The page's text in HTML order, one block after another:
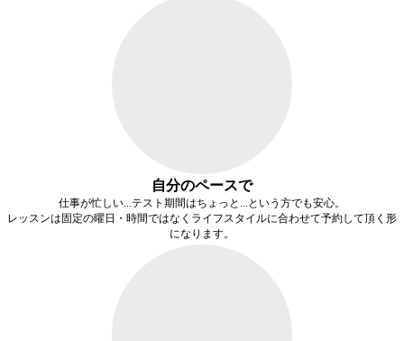
自分のペースで
仕事が忙しい...テスト期間はちょっと...という方でも安心。
レッスンは固定の曜日・時間ではなく ライフスタイルに合わせて予約して頂く形
になります。